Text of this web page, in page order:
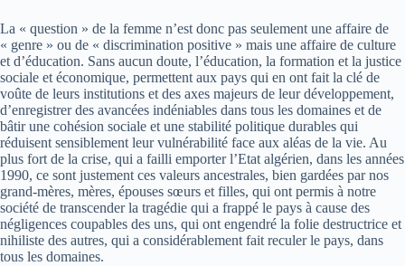
La « question » de la femme n’est donc pas seulement une affaire de
« genre » ou de « discrimination positive » mais une affaire de culture
et d’éducation. Sans aucun doute, l’éducation, la formation et la justice
sociale et économique, permettent aux pays qui en ont fait la clé de
voûte de leurs institutions et des axes majeurs de leur développement,
d’enregistrer des avancées indéniables dans tous les domaines et de
bâtir une cohésion sociale et une stabilité politique durables qui
réduisent sensiblement leur vulnérabilité face aux aléas de la vie. Au
plus fort de la crise, qui a failli emporter l’Etat algérien, dans les années
1990, ce sont justement ces valeurs ancestrales, bien gardées par nos
grand-mères, mères, épouses sœurs et filles, qui ont permis à notre
société de transcender la tragédie qui a frappé le pays à cause des
négligences coupables des uns, qui ont engendré la folie destructrice et
nihiliste des autres, qui a considérablement fait reculer le pays, dans
tous les domaines.